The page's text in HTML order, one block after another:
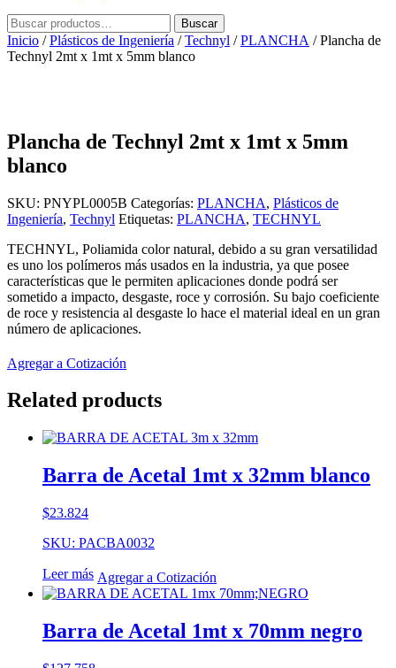
Buscar
por:
Buscar
Inicio /Plásticos de Ingeniería /Technyl /PLANCHA / Plancha de
Technyl 2mt x 1mt x 5mm blanco
Plancha de Technyl 2mt x 1mt x 5mm
blanco
SKU: PNYPL0005B Categorías: PLANCHA, Plásticos de
Ingeniería, Technyl Etiquetas: PLANCHA, TECHNYL
TECHNYL, Poliamida color natural, debido a su gran versatilidad
es uno los polímeros más usados en la industria, ya que posee
características que le permiten aplicaciones donde podrá ser
sometido a impacto, desgaste, roce y corrosión. Su bajo coeficiente
de roce y resistencia al desgaste lo hace el material ideal en un gran
número de aplicaciones.
Agregar a Cotización
Related products
Barra de Acetal 1mt x 32mm blanco
$23.824
SKU: PACBA0032
Leer más Agregar a Cotización
Barra de Acetal 1mt x 70mm negro